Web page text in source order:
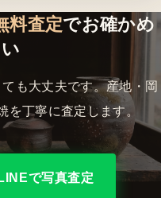
料査定でお確かめ
も大丈夫です。産地・岡
を丁寧に査定します。
LINEで写真査定